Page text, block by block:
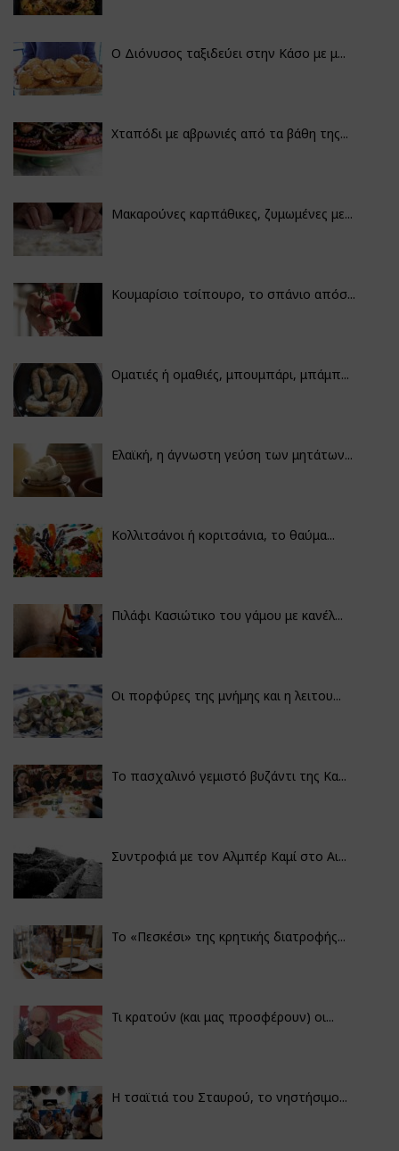
Ο Διόνυσος ταξιδεύει στην Κάσο με μ...
Χταπόδι με αβρωνιές από τα βάθη της...
Μακαρούνες καρπάθικες, ζυμωμένες με...
Κουμαρίσιο τσίπουρο, το σπάνιο απόσ...
Οματιές ή ομαθιές, μπουμπάρι, μπάμπ...
Ελαϊκή, η άγνωστη γεύση των μητάτων...
Κολλιτσάνοι ή κοριτσάνια, το θαύμα...
Πιλάφι Κασιώτικο του γάμου με κανέλ...
Οι πορφύρες της μνήμης και η λειτου...
Το πασχαλινό γεμιστό βυζάντι της Κα...
Συντροφιά με τον Αλμπέρ Καμί στο Αι...
Το «Πεσκέσι» της κρητικής διατροφής...
Τι κρατούν (και μας προσφέρουν) οι...
Η τσαϊτιά του Σταυρού, το νηστήσιμο...